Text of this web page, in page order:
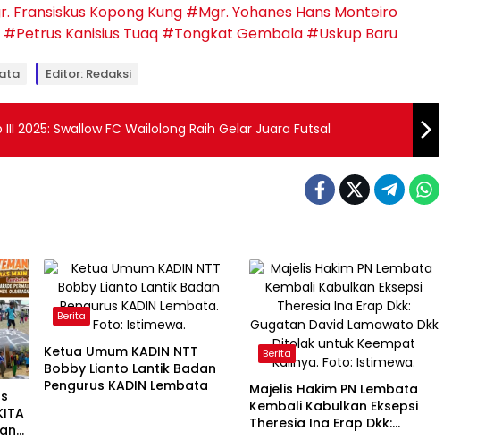
Fransiskus Kopong Kung #Mgr. Yohanes Hans Monteiro
#Petrus Kanisius Tuaq #Tongkat Gembala #Uskup Baru
Editor: Redaksi
III 2025: Swallow FC Wailolong Raih Gelar Juara Futsal
Berita
Ketua Umum KADIN NTT
Bobby Lianto Lantik Badan
Pengurus KADIN Lembata
Berita
Majelis Hakim PN Lembata
Kembali Kabulkan Eksepsi
Theresia Ina Erap Dkk: